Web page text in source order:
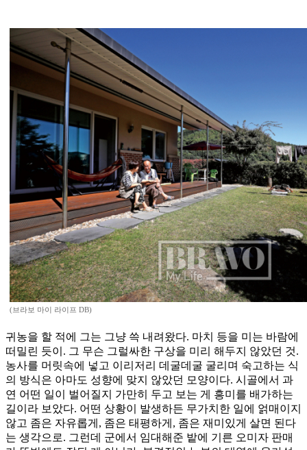
(브라보 마이 라이프 DB)
귀농을 할 적에 그는 그냥 쓱 내려왔다. 마치 등을 미는 바람에
떠밀린 듯이. 그 무슨 그럴싸한 구상을 미리 해두지 않았던 것.
농사를 머릿속에 넣고 이리저리 데굴데굴 굴리며 숙고하는 식
의 방식은 아마도 성향에 맞지 않았던 모양이다. 시골에서 과
연 어떤 일이 벌어질지 가만히 두고 보는 게 흥미를 배가하는
길이라 보았다. 어떤 상황이 발생하든 무가치한 일에 얽매이지
않고 좀은 자유롭게, 좀은 태평하게, 좀은 재미있게 살면 된다
는 생각으로. 그런데 군에서 임대해준 밭에 기른 오미자 판매